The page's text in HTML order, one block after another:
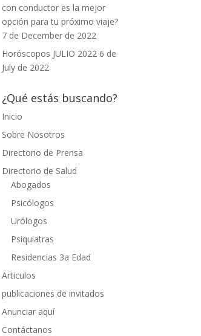
con conductor es la mejor
opción para tu próximo viaje?
7 de December de 2022
Horóscopos JULIO 2022 6 de
July de 2022
¿Qué estás buscando?
Inicio
Sobre Nosotros
Directorio de Prensa
Directorio de Salud
Abogados
Psicólogos
Urólogos
Psiquiatras
Residencias 3a Edad
Articulos
publicaciones de invitados
Anunciar aquí
Contáctanos